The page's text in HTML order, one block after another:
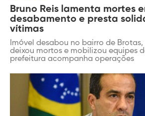
Bruno Reis lamenta mortes
desabamento e presta
vítimas
Imóvel desabou no bairro de Brotas,
deixou mortos e mobilizou equipes
prefeitura acompanha operações